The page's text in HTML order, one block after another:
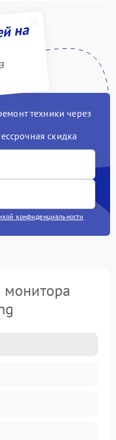
на
техники через
скидка
конфиденциальности
монитора